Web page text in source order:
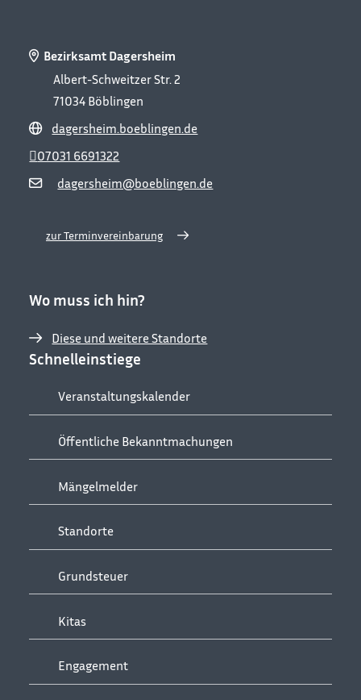
Bezirksamt Dagersheim
Albert-Schweitzer Str. 2
71034 Böblingen
dagersheim.boeblingen.de
dagersheim@boeblingen.de
07031 6691322
zur Terminvereinbarung
Wo muss ich hin?
Diese und weitere Standorte
Schnelleinstiege
Veranstaltungskalender
Öffentliche Bekanntmachungen
Mängelmelder
Standorte
Grundsteuer
Kitas
Engagement